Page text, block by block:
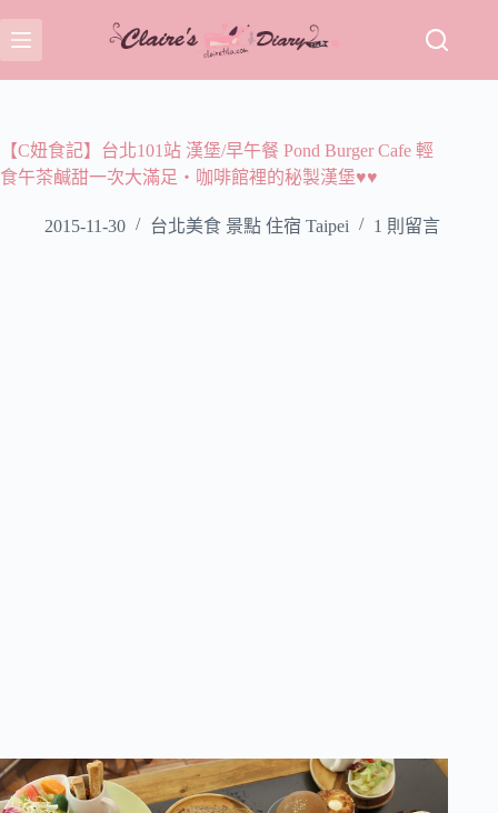
至
主
容【C妞食記】台北101站 漢堡/早午餐 Pond Burger Cafe 輕
食午茶鹹甜一次大滿足‧咖啡館裡的秘製漢堡♥♥
2015-11-30 台北美食 景點 住宿 Taipei 1 則留言